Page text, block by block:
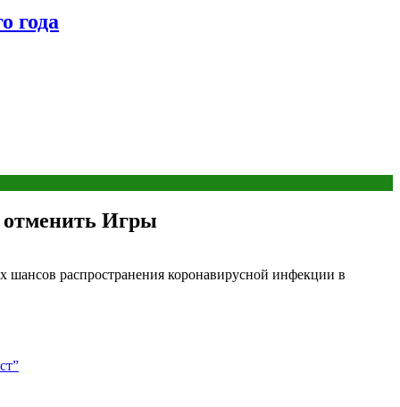
года
Игры
распространения коронавирусной инфекции в